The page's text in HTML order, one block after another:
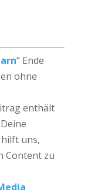
“ Ende
ohne
enthält
uns,
Content zu